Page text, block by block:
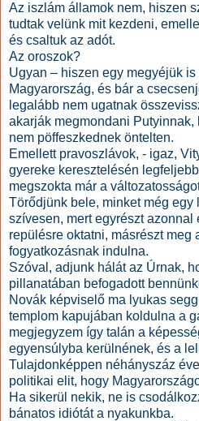
Az iszlám államok nem, hiszen
tudtak velünk mit kezdeni,
és csaltuk az adót.
Az oroszok?
Ugyan – hiszen egy megyéjük
Magyarország, és bár a
legalább nem ugatnak
akarják megmondani
nem pöffeszkednek öntelten.
Emellett pravoszlávok, - igaz,
gyereke keresztelésén
megszokta már a
Törődjünk bele, minket még egy
szívesen, mert egyrészt azonnal
repülésre oktatni, másrészt meg
fogyatkozásnak indulna.
Szóval, adjunk hálát az Úrnak,
pillanatában befogadott
Novák képviselő ma lyukas
templom kapujában koldulna a
megjegyzem így talán a
egyensúlyba kerülnének, és a
Tulajdonképpen néhányszáz
politikai elit, hogy
Ha sikerül nekik, ne is
bánatos idiótát a nyakunkba.